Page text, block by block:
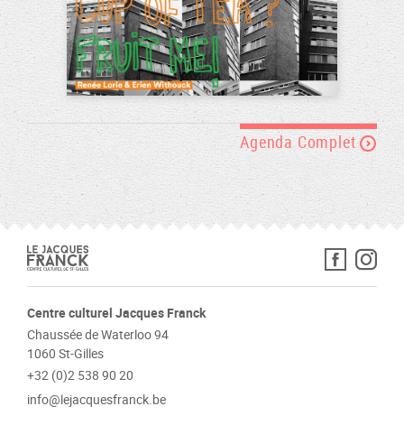
Agenda Complet
Centre culturel Jacques Franck
Chaussée de Waterloo 94
1060 St-Gilles
+32 (0)2 538 90 20
info@lejacquesfranck.be